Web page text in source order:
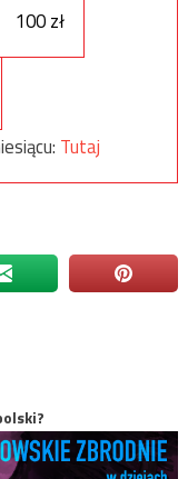
100 zł
Tutaj